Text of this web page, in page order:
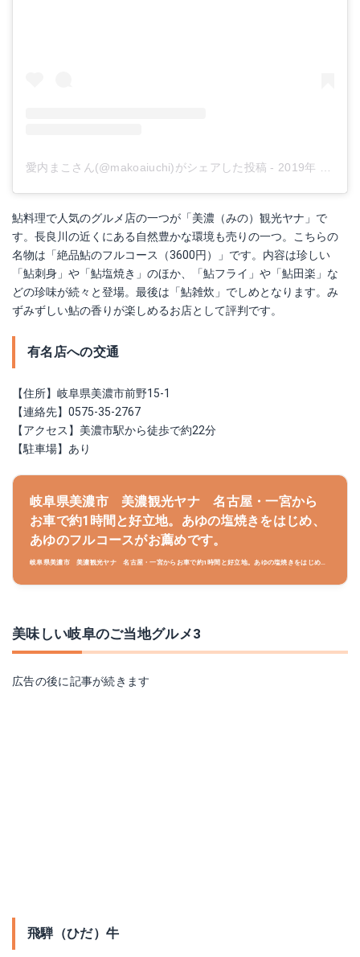
愛内まこさん(@makoaiuchi)がシェアした投稿 - 2019年 8月月13日午前6時10分PDT
鮎料理で人気のグルメ店の一つが「美濃（みの）観光ヤナ」で
す。長良川の近くにある自然豊かな環境も売りの一つ。こちらの
名物は「絶品鮎のフルコース（3600円）」です。内容は珍しい
「鮎刺身」や「鮎塩焼き」のほか、「鮎フライ」や「鮎田楽」な
どの珍味が続々と登場。最後は「鮎雑炊」でしめとなります。み
ずみずしい鮎の香りが楽しめるお店として評判です。
有名店への交通
【住所】岐阜県美濃市前野15-1
【連絡先】0575-35-2767
【アクセス】美濃市駅から徒歩で約22分
【駐車場】あり
岐阜県美濃市 美濃観光ヤナ 名古屋・一宮から
お車で約1時間と好立地。あゆの塩焼きをはじめ、
あゆのフルコースがお薦めです。
岐阜県美濃市 美濃観光ヤナ 名古屋・一宮からお車で約1時間と好立地。あゆの塩焼きをはじめあ
美味しい岐阜のご当地グルメ3
広告の後に記事が続きます
飛騨（ひだ）牛